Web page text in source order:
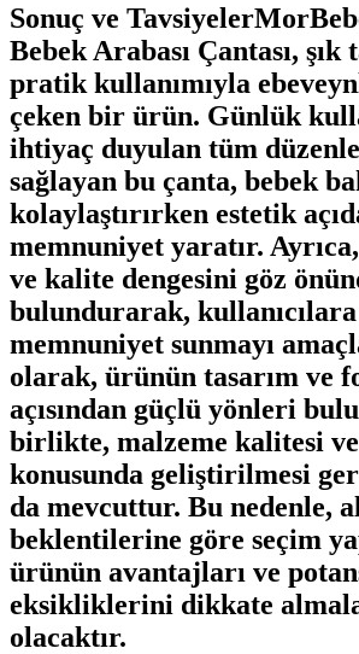
Sonuç ve
Bebek Arabası Çantası, şık
pratik kullanımıyla
çeken bir ürün. Günlük
ihtiyaç duyulan tüm
sağlayan bu çanta, bebek
kolaylaştırırken estetik
memnuniyet yaratır.
ve kalite dengesini göz
bulundurarak,
memnuniyet sunmayı
olarak, ürünün tasarım ve
açısından güçlü yönleri
birlikte, malzeme kalitesi ve
konusunda geliştirilmesi
da mevcuttur. Bu nedenle,
beklentilerine göre seçim
ürünün avantajları ve
eksikliklerini dikkate
olacaktır.